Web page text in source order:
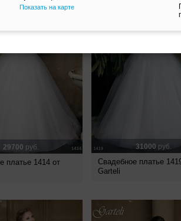
Показать на карте
29700 руб.
платье 1414 от
31000 руб.
Свадебное платье
Garteli